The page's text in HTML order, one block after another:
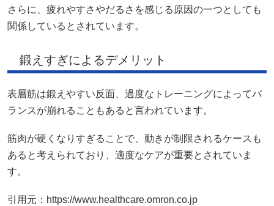
さらに、疲れやすさやだるさを感じる原因の一つとしても
関係しているとされています。
鍛えすぎによるデメリット
表層筋は鍛えやすい反面、過度なトレーニングによってバ
ランスが崩れることもあると言われています。
筋肉が硬くなりすぎることで、動きが制限されるケースも
あると考えられており、適度なケアが重要とされていま
す。
引用元：https://www.healthcare.omron.co.jp